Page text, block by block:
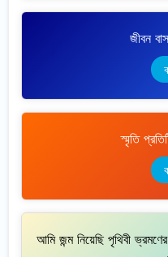
জীবন
স্মৃতি
আমি জন্ম নিয়েছি পৃথিবী